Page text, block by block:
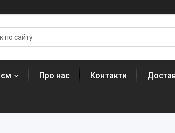
Про нас Контакти